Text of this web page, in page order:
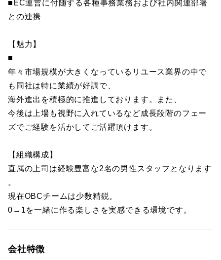
■EC運営に付随する各種事務業務および社内関連部署
との連携
【魅力】
■
年々市場規模が大きくなっているリユース業界の中で
も同社は特に業績が好調で、
海外進出を積極的に推進しております。また、
今後は上場も視野に入れているなど成長段階のフェー
ズでご経験を活かしてご活躍頂けます。
【組織構成】
直属の上司は経験豊富な2名の男性スタッフとなります
。
現在OBCチームは少数精鋭。
0→1を一緒に作る楽しさを実感できる環境です。
会社特徴